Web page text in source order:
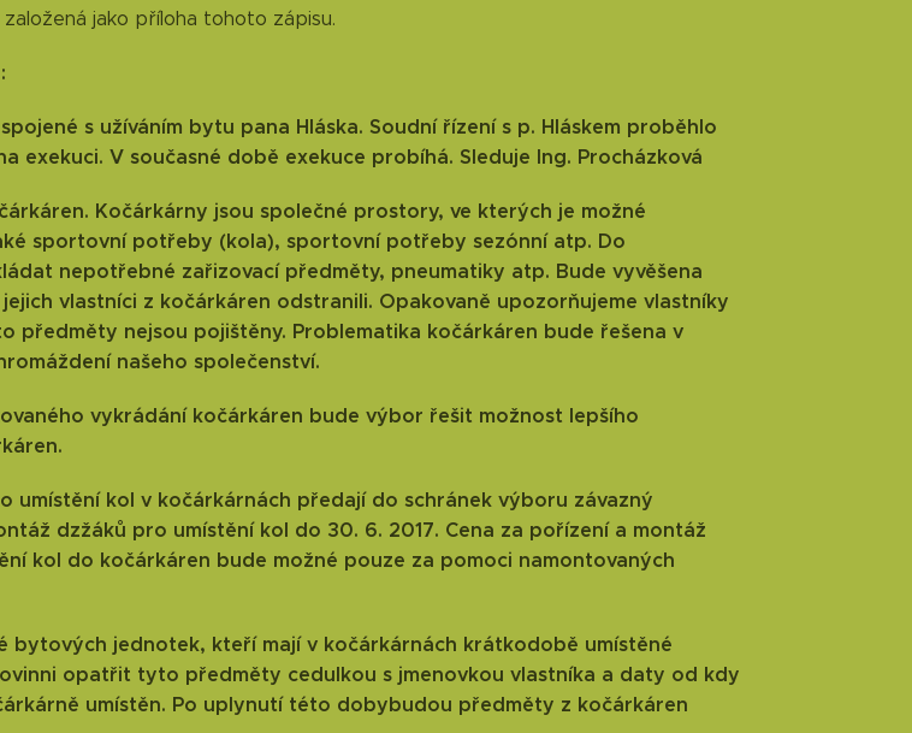
jako příloha tohoto zápisu.
s užíváním bytu pana Hláska. Soudní řízení s p. Hláskem proběhlo
exekuci. V současné době exekuce probíhá. Sleduje Ing. Procházková
Kočárkárny jsou společné prostory, ve kterých je možné
sportovní potřeby (kola), sportovní potřeby sezónní atp. Do
nepotřebné zařizovací předměty, pneumatiky atp. Bude vyvěšena
vlastníci z kočárkáren odstranili. Opakovaně upozorňujeme vlastníky
předměty nejsou pojištěny. Problematika kočárkáren bude řešena v
našeho společenství.
vykrádání kočárkáren bude výbor řešit možnost lepšího
umístění kol v kočárkárnách předají do schránek výboru závazný
dzžáků pro umístění kol do 30. 6. 2017. Cena za pořízení a montáž
kol do kočárkáren bude možné pouze za pomoci namontovaných
bytových jednotek, kteří mají v kočárkárnách krátkodobě umístěné
opatřit tyto předměty cedulkou s jmenovkou vlastníka a daty od kdy
umístěn. Po uplynutí této dobybudou předměty z kočárkáren